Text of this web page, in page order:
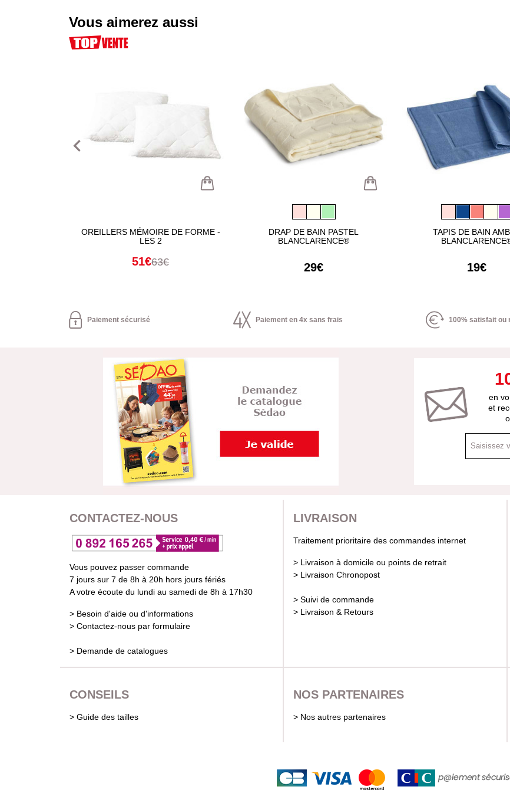
Vous aimerez aussi
OREILLERS MÉMOIRE DE FORME -
LES 2
51€63€
DRAP DE BAIN PASTEL
BLANCLARENCE®
29€
TAPIS DE BAIN
19€
navigate_before
Paiement sécurisé Paiement en 4x sans frais 100% satisfait ou
en
et
CONTACTEZ-NOUS
Vous pouvez passer commande
7 jours sur 7 de 8h à 20h hors jours fériés
A votre écoute du lundi au samedi de 8h à 17h30
> Besoin d'aide ou d'informations
> Contactez-nous par formulaire
> Demande de catalogues
LIVRAISON
Traitement prioritaire des commandes internet
> Livraison à domicile ou points de retrait
> Livraison Chronopost
> Suivi de commande
> Livraison & Retours
CONSEILS
> Guide des tailles
NOS PARTENAIRES
> Nos autres partenaires